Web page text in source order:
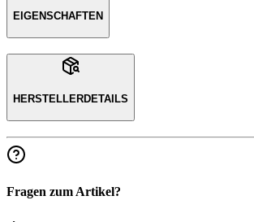
EIGENSCHAFTEN
HERSTELLERDETAILS
Fragen zum Artikel?